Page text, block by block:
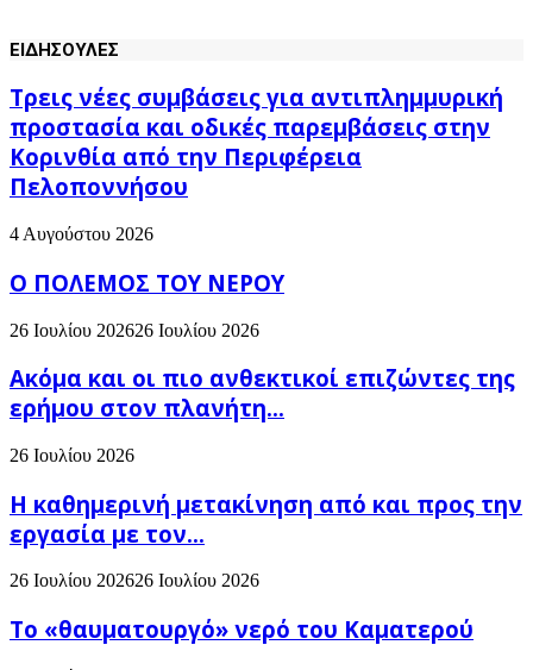
ΕΙΔΗΣΟΥΛΕΣ
Τρεις νέες συμβάσεις για αντιπλημμυρική
προστασία και οδικές παρεμβάσεις στην
Κορινθία από την Περιφέρεια
Πελοποννήσου
4 Αυγούστου 2026
Ο ΠΟΛΕΜΟΣ ΤΟΥ ΝΕΡΟΥ
26 Ιουλίου 202626 Ιουλίου 2026
Ακόμα και οι πιο ανθεκτικοί επιζώντες της
ερήμου στον πλανήτη...
26 Ιουλίου 2026
H καθημερινή μετακίνηση από και προς την
εργασία με τον...
26 Ιουλίου 202626 Ιουλίου 2026
Το «θαυματουργό» νερό του Καματερού